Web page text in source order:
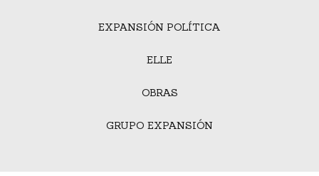
EXPANSIÓN POLÍTICA
ELLE
OBRAS
GRUPO EXPANSIÓN